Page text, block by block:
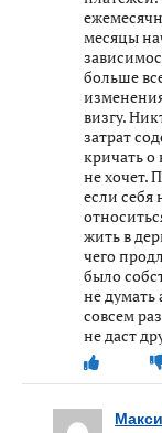
месяцы
больше
визгу.
затрат
кричать о
не хочет.
если
жить в
чего
было
не думать
совсем
не даст